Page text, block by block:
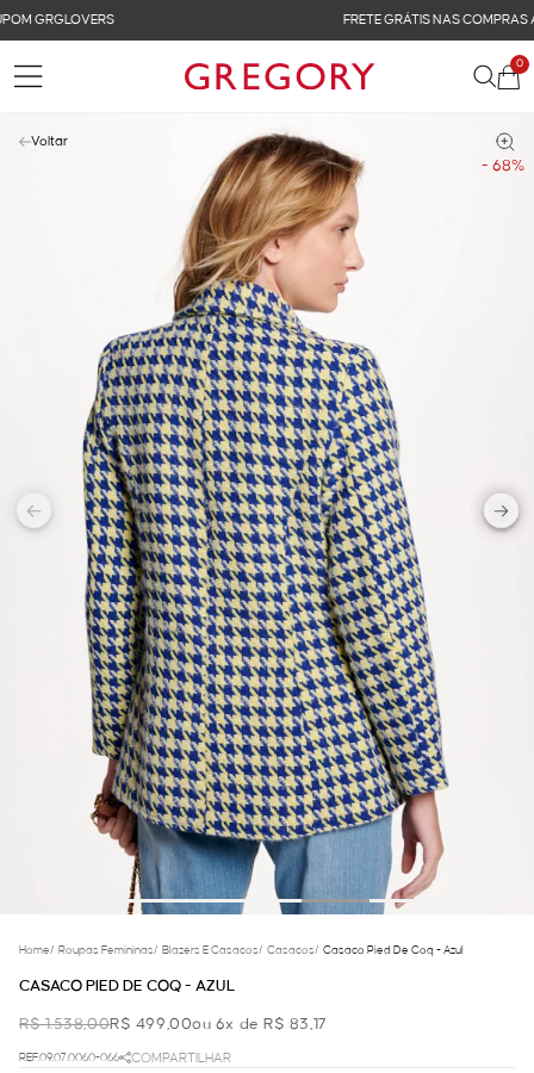
FRETE GRÁTIS NAS COMPRAS ACIMA DE R$ 899
0
- 68%
Voltar
Home/ Roupas Femininas/ Blazers E Casacos/ Casacos/ Casaco Pied De Coq - Azul
CASACO PIED DE COQ - AZUL
R$ 1.538,00R$ 499,00ou 6x de R$ 83,17
REF.09.07.0060-066
COMPARTILHAR